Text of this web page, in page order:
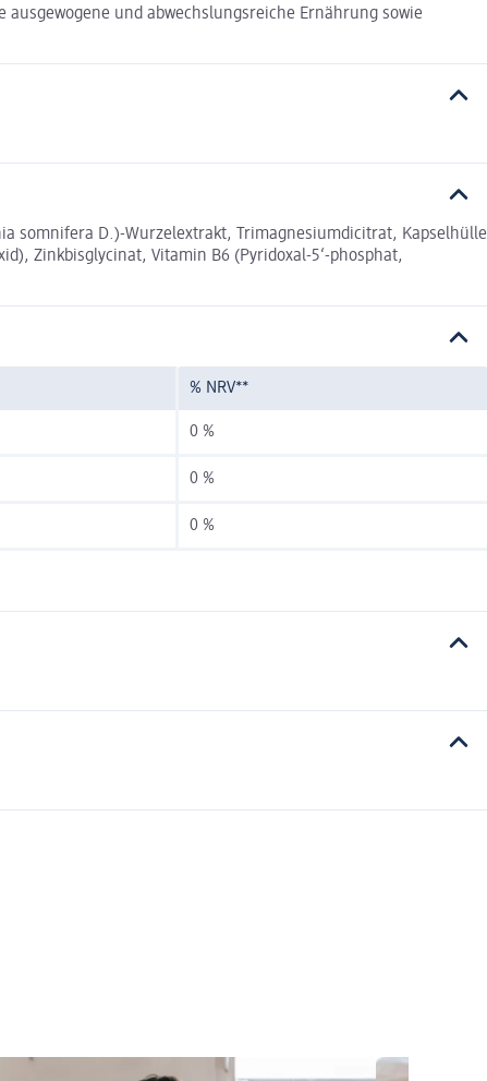
und abwechslungsreiche Ernährung sowie
somnifera D.)-Wurzelextrakt, Trimagnesiumdicitrat, Kapselhülle
Zinkbisglycinat, Vitamin B6 (Pyridoxal-5‘-phosphat,
% NRV**
0 %
0 %
0 %